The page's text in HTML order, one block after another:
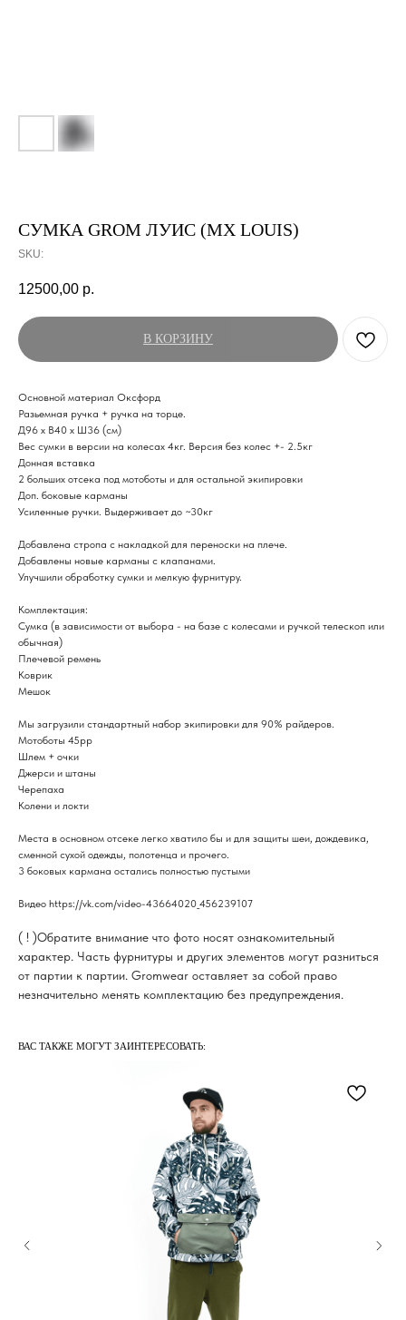
СУМКА GROM ЛУИС (MX LOUIS)
SKU:
12500,00 р.
В КОРЗИНУ
Основной материал Оксфорд
Разьемная ручка + ручка на торце.
Д96 х В40 х Ш36 (см)
Вес сумки в версии на колесах 4кг. Версия без колес +- 2.5кг
Донная вставка
2 больших отсека под мотоботы и для остальной экипировки
Доп. боковые карманы
Усиленные ручки. Выдерживает до ~30кг
Добавлена стропа с накладкой для переноски на плече.
Добавлены новые карманы с клапанами.
Улучшили обработку сумки и мелкую фурнитуру.
Комплектация:
Сумка (в зависимости от выбора - на базе с колесами и ручкой телескоп или
обычная)
Плечевой ремень
Коврик
Мешок
Мы загрузили стандартный набор экипировки для 90% райдеров.
Мотоботы 45рр
Шлем + очки
Джерси и штаны
Черепаха
Колени и локти
Места в основном отсеке легко хватило бы и для защиты шеи, дождевика,
сменной сухой одежды, полотенца и прочего.
3 боковых кармана остались полностью пустыми
Видео https://vk.com/video-43664020_456239107
( ! )Обратите внимание что фото носят ознакомительный
характер. Часть фурнитуры и других элементов могут разниться
от партии к партии. Gromwear оставляет за собой право
незначительно менять комплектацию без предупреждения.
ВАС ТАКЖЕ МОГУТ ЗАИНТЕРЕСОВАТЬ: